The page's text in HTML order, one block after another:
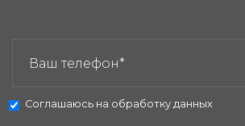
Соглашаюсь на обработку данных